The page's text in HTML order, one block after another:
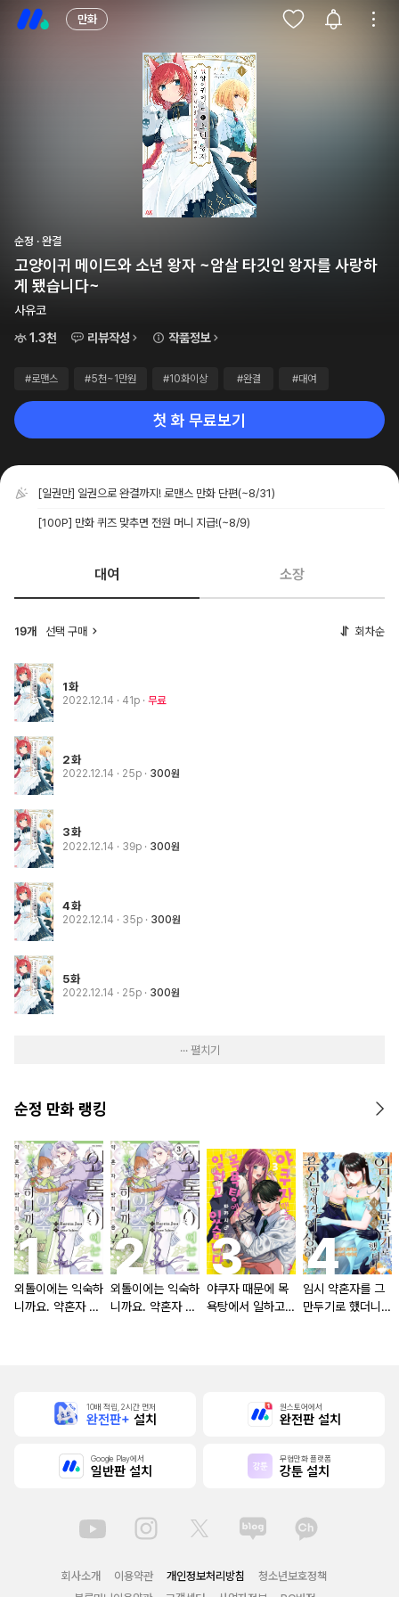
만화
순정 · 완결
고양이귀 메이드와 소년 왕자 ~암살 타깃인 왕자를 사랑하
게 됐습니다~
사유코
1.3천
리뷰작성 작품정보
#로맨스 #5천~1만원 #10화이상 #완결 #대여
첫 화 무료보기
[일권만] 일권으로 완결까지! 로맨스 만화 단편(~8/31)
[100P] 만화 퀴즈 맞추면 전원 머니 지급!(~8/9)
대여 소장
19개 선택 구매 회차순
1화
2022.12.14 · 41p 무료
2화
2022.12.14 · 25p 300원
3화
2022.12.14 · 39p 300원
4화
2022.12.14 · 35p 300원
5화
2022.12.14 · 25p 300원
··· 펼치기
순정 만화 랭킹
외톨이에는 익숙하
니까요. 약혼자 방
외톨이에는 익숙하
니까요. 약혼자 방
야쿠자 때문에 목
욕탕에서 일하고
임시 약혼자를 그
만두기로 했더니
10배 적립, 2시간 먼저
완전판+ 설치
원스토어에서
완전판 설치
Google Play에서
일반판 설치
무협만화 플랫폼
강툰 설치
회사소개 이용약관 개인정보처리방침
청소년보호정책